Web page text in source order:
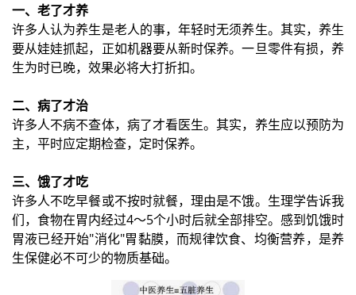
一、老了才养
许多人认为养生是老人的事，年轻时无须养生。其实，养生
要从娃娃抓起，正如机器要从新时保养。一旦零件有损，养
生为时已晚，效果必将大打折扣。
二、病了才治
许多人不病不查体，病了才看医生。其实，养生应以预防为
主，平时应定期检查，定时保养。
三、饿了才吃
许多人不吃早餐或不按时就餐，理由是不饿。生理学告诉我
们，食物在胃内经过4～5个小时后就全部排空。感到饥饿时
胃液已经开始"消化"胃黏膜，而规律饮食、均衡营养，是养
生保健必不可少的物质基础。